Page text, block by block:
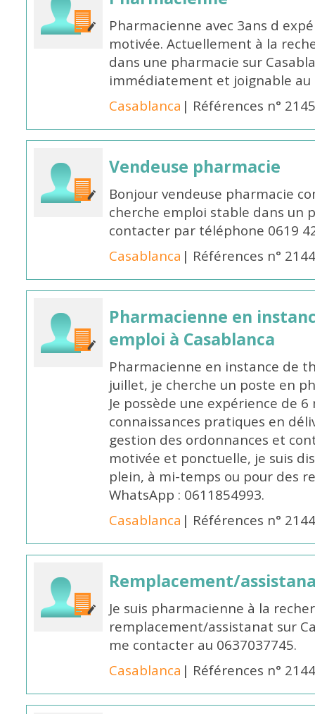
Pharmacienne avec 3ans d
motivée. Actuellement à la
dans une pharmacie sur
immédiatement et joignable au
Casablanca | Références n°
Vendeuse pharmacie
Bonjour vendeuse pharmacie
cherche emploi stable dans un
contacter par téléphone 0619
Casablanca | Références n°
Pharmacienne en
emploi à Casablanca
Pharmacienne en instance de
juillet, je cherche un poste en
Je possède une expérience de
connaissances pratiques en
gestion des ordonnances et
motivée et ponctuelle, je suis
plein, à mi-temps ou pour des
WhatsApp : 0611854993.
Casablanca | Références n°
Remplacement/
Je suis pharmacienne à la
remplacement/assistanat sur
me contacter au 0637037745.
Casablanca | Références n°